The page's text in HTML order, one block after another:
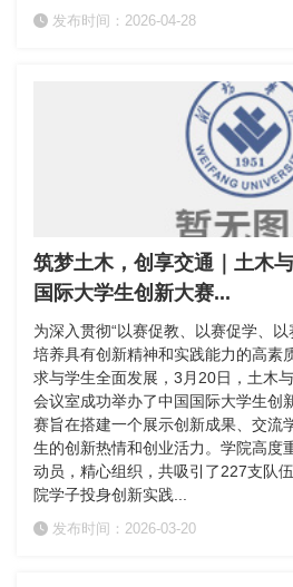
发布时间：2026-04-28
筑梦土木，创享交通｜土木
国际大学生创新大赛...
为深入贯彻“以赛促教、以赛促学、
培养具有创新精神和实践能力的高素
求与学生全面发展，3月20日，土木
会议室成功举办了中国国际大学生创
赛旨在搭建一个展示创新成果、交流
生的创新热情和创业活力。学院高度
动员，精心组织，共吸引了227支队
院学子投身创新实践...
发布时间：2026-03-20